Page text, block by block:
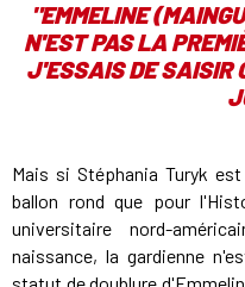
"EMMELINE
N'EST PAS LA
J'ESSAIS DE SAISIR
Mais si Stéphania Turyk
ballon rond que pour
universitaire nord-
naissance, la gardienne